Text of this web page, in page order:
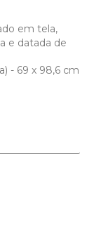
em tela,
e datada de
- 69 x 98,6 cm